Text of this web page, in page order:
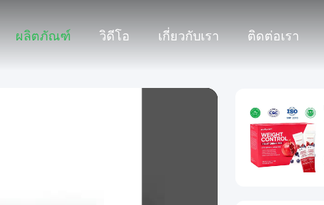
ผลิตภัณฑ์ วิดีโอ เกี่ยวกับเรา ติดต่อเรา